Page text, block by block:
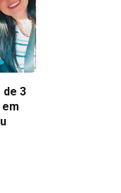
de 3